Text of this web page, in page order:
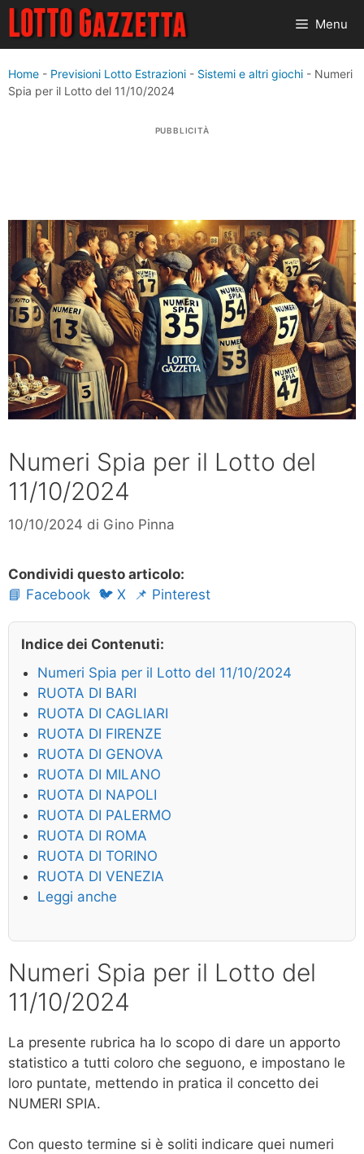
Vai
contenuto
Menu
Home - Previsioni Lotto Estrazioni - Sistemi e altri giochi - Numeri
Spia per il Lotto del 11/10/2024
PUBBLICITÀ
Numeri Spia per il Lotto del
11/10/2024
10/10/2024 di Gino Pinna
Condividi questo articolo:
📘 Facebook 🐦 X 📌 Pinterest
Indice dei Contenuti:
Numeri Spia per il Lotto del 11/10/2024
RUOTA DI BARI
RUOTA DI CAGLIARI
RUOTA DI FIRENZE
RUOTA DI GENOVA
RUOTA DI MILANO
RUOTA DI NAPOLI
RUOTA DI PALERMO
RUOTA DI ROMA
RUOTA DI TORINO
RUOTA DI VENEZIA
Leggi anche
Numeri Spia per il Lotto del
11/10/2024
La presente rubrica ha lo scopo di dare un apporto
statistico a tutti coloro che seguono, e impostano le
loro puntate, mettendo in pratica il concetto dei
NUMERI SPIA.
Con questo termine si è soliti indicare quei numeri